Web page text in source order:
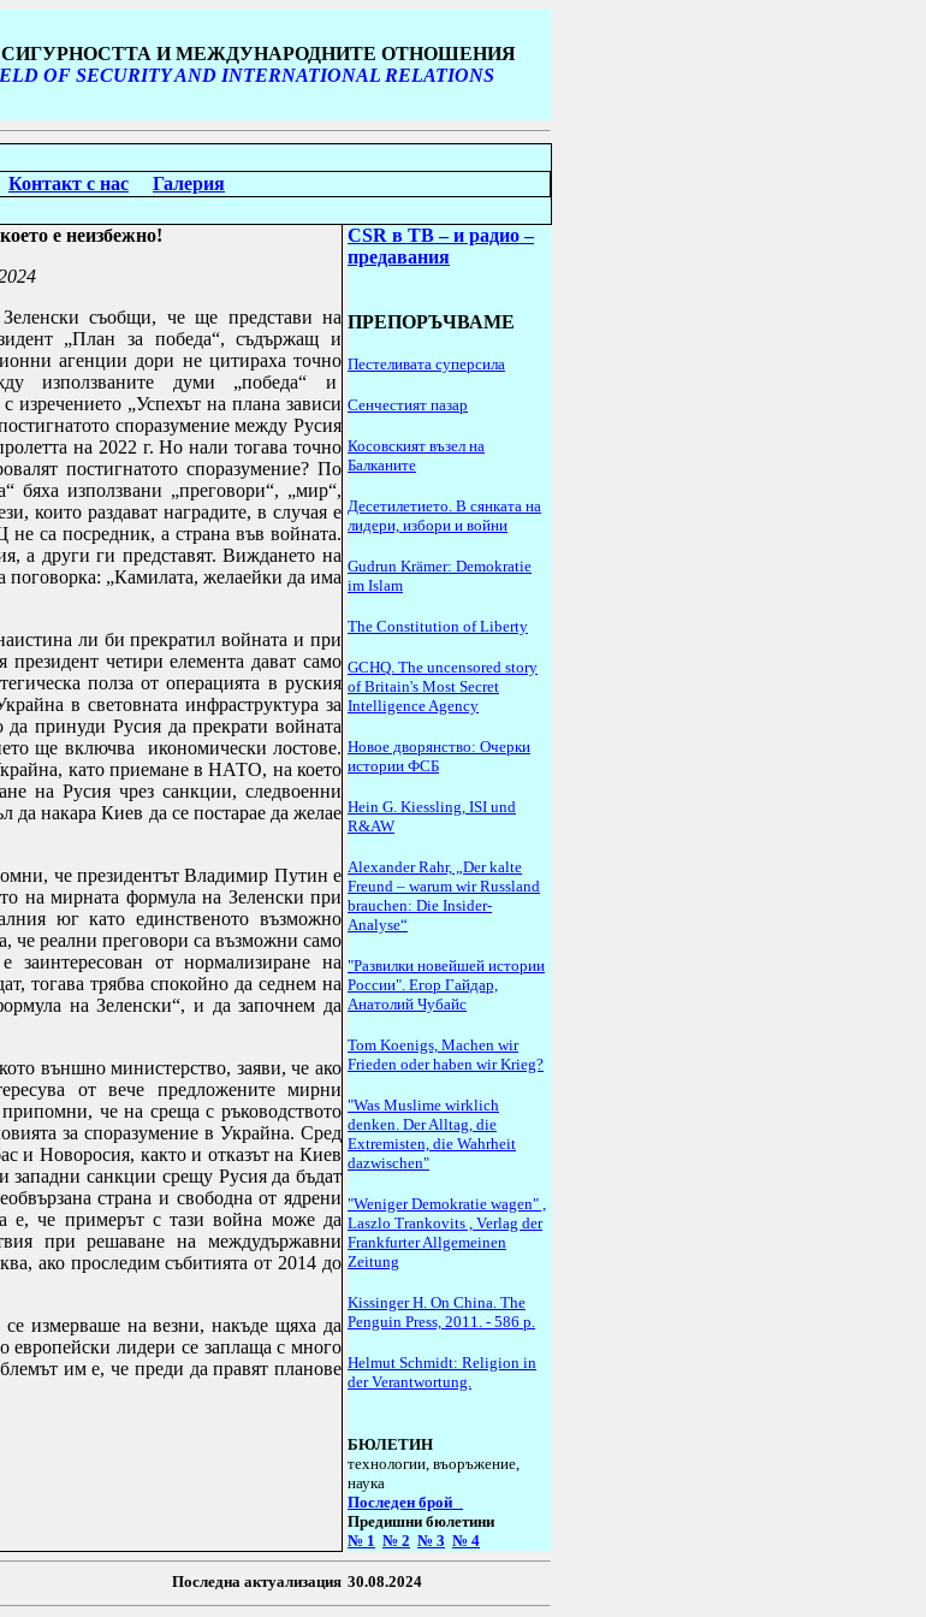
СИГУРНОСТТА И МЕЖДУНАРОДНИТЕ ОТНОШЕНИЯ
OF SECURITY AND INTERNATIONAL RELATIONS
Контакт с нас Галерия
е неизбежно!
съобщи, че ще представи на
„План за победа“, съдържащ и
агенции дори не цитираха точно
използваните думи „победа“ и
„Успехът на плана зависи
споразумение между Русия
на 2022 г. Но нали тогава точно
постигнатото споразумение? По
бяха използвани „преговори“, „мир“,
които раздават наградите, в случая е
са посредник, а страна във войната.
а други ги представят. Виждането на
поговорка: „Камилата, желаейки да има
ли би прекратил войната и при
четири елемента дават само
полза от операцията в руския
в световната инфраструктура за
принуди Русия да прекрати войната
ще включва икономически лостове.
като приемане в НАТО, на което
на Русия чрез санкции, следвоенни
накара Киев да се постарае да желае
че президентът Владимир Путин е
на мирната формула на Зеленски при
юг като единственото възможно
реални преговори са възможни само
от нормализиране на
тогава трябва спокойно да седнем на
на Зеленски“, и да започнем да
външно министерство, заяви, че ако
от вече предложените мирни
че на среща с ръководството
за споразумение в Украйна. Сред
и Новоросия, както и отказът на Киев
западни санкции срещу Русия да бъдат
страна и свободна от ядрени
е, че примерът с тази война може да
при решаване на междудържавни
ако проследим събитията от 2014 до
измерваше на везни, накъде щяха да
европейски лидери се заплаща с много
им е, че преди да правят планове
CSR в ТВ – и радио –
предавания
ПРЕПОРЪЧВАМЕ
Пестеливата суперсила
Сенчестият пазар
Косовският възел на
Балканите
Десетилетието. В сянката на
лидери, избори и войни
Gudrun Krämer: Demokratie
im Islam
The Constitution of Liberty
GCHQ. The uncensored story
of Britain's Most Secret
Intelligence Agency
Новое дворянство: Очерки
истории ФСБ
Hein G. Kiessling, ISI und
R&AW
Alexander Rahr, „Der kalte
Freund – warum wir Russland
brauchen: Die Insider-
Analyse“
"Развилки новейшей истории
России". Егор Гайдар,
Анатолий Чубайс
Tom Koenigs, Machen wir
Frieden oder haben wir Krieg?
"Was Muslime wirklich
denken. Der Alltag, die
Extremisten, die Wahrheit
dazwischen"
"Weniger Demokratie wagen" ,
Laszlo Trankovits , Verlag der
Frankfurter Allgemeinen
Zeitung
Kissinger H. On China. The
Penguin Press, 2011. - 586 p.
Helmut Schmidt: Religion in
der Verantwortung.
БЮЛЕТИН
технологии, въоръжение,
наука
Последен брой
Предишни бюлетини
№ 1 № 2 № 3 № 4
Последна актуализация 30.08.2024